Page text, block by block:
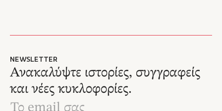
NEWSLETTER
Ανακαλύψτε ιστορίες, συγγραφείς
και νέες κυκλοφορίες.